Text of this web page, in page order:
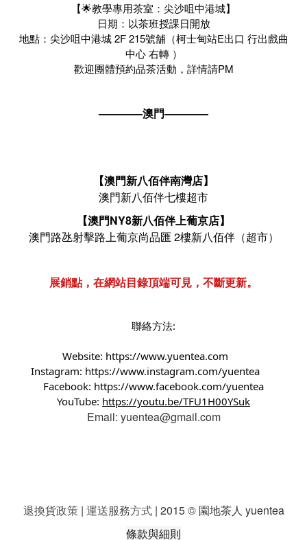
【🌟教學專用茶室：尖沙咀中港城】
日期：以茶班授課日開放
地點：尖沙咀中港城 2F 215號舖（柯士甸站E出口 行出戲曲
中心 右轉 ）
歡迎團體預約品茶活動，詳情請PM
————澳門————
【澳門新八佰伴南灣店】
澳門新八佰伴七樓超市
【澳門NY8新八佰伴上葡京店】
澳門路氹射擊路上葡京尚品匯 2樓新八佰伴（超市）
展銷點，在網站目錄頂端可見，不斷更新。
聯絡方法:
Website: https://www.yuentea.com
Instagram: https://www.instagram.com/yuentea
Facebook: https://www.facebook.com/yuentea
YouTube: https://youtu.be/TFU1H00YSuk
Email: yuentea@gmail.com
退換貨政策| 運送服務方式| 2015 © 園地茶人 yuentea
條款與細則